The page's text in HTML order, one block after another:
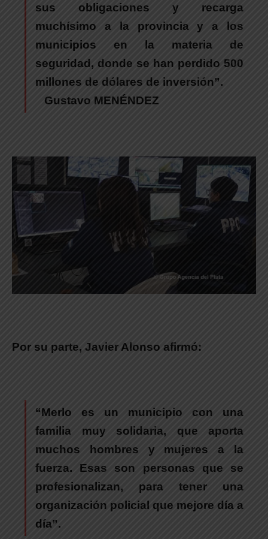
sus obligaciones y recarga
muchísimo a la provincia y a los
municipios en la materia de
seguridad, donde se han perdido 500
millones de dólares de inversión”.
Gustavo MENÉNDEZ
Por su parte, Javier Alonso afirmó:
“Merlo es un municipio con una
familia muy solidaria, que aporta
muchos hombres y mujeres a la
fuerza. Esas son personas que se
profesionalizan, para tener una
organización policial que mejore día a
día”.